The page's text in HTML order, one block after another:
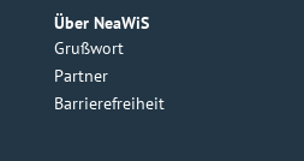
Über NeaWiS
Grußwort
Partner
Barrierefreiheit